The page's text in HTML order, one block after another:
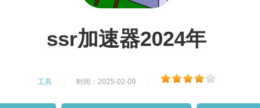
ssr加速器2024年
工具 时间：2025-02-09